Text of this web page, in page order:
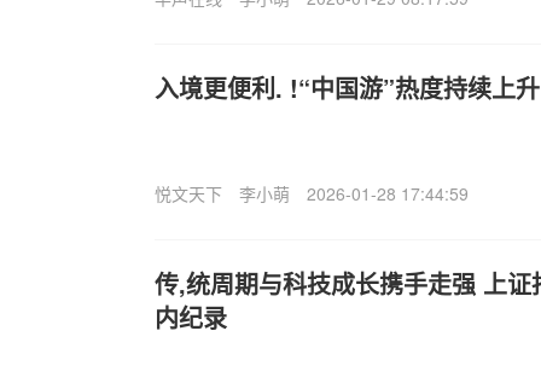
入境更便利. !“中国游”热度持续上升
悦文天下 李小萌 2026-01-28 17:44:59
传,统周期与科技成长携手走强 上
内纪录